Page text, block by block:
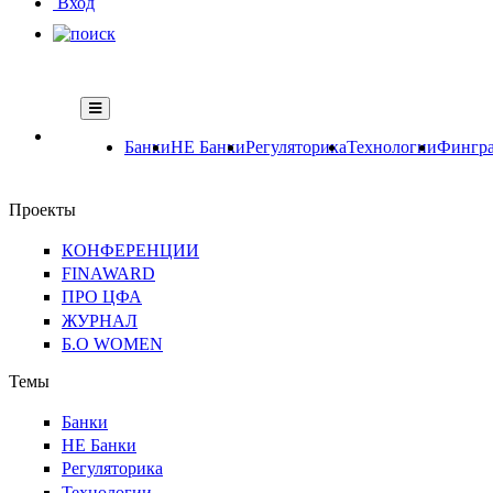
БанкиНЕ БанкиРегуляторикаТехнологии
Проекты
КОНФЕРЕНЦИИ
FINAWARD
ПРО ЦФА
ЖУРНАЛ
Б.О WOMEN
Темы
Банки
НЕ Банки
Регуляторика